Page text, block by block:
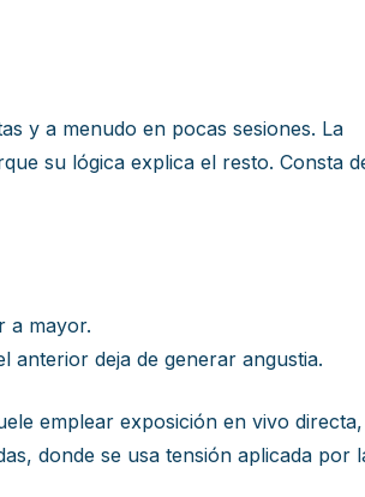
y a menudo en pocas sesiones. La
su lógica explica el resto. Consta
a mayor.
anterior deja de generar angustia.
emplear exposición en vivo
donde se usa tensión aplicada por